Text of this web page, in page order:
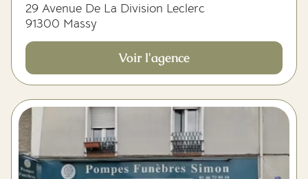
29 Avenue De La Division Leclerc
91300 Massy
Voir l'agence